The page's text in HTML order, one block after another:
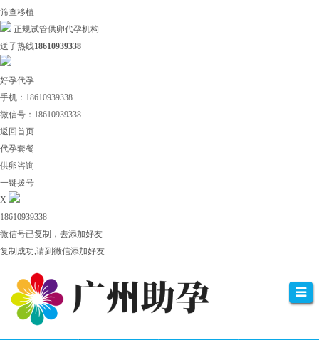
筛查移植
正规试管供卵代孕机构
送子热线18610939338
好孕代孕
手机：18610939338
微信号：18610939338
返回首页
代孕套餐
供卵咨询
一键拨号
X
18610939338
微信号已复制，去添加好友
复制成功,请到微信添加好友